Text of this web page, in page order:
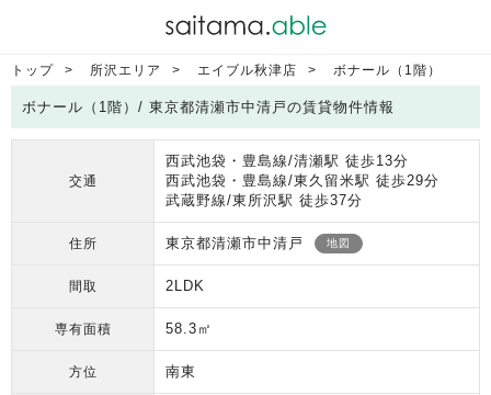
トップ 所沢エリア エイブル秋津店 ボナール（1階）
ボナール（1階）/ 東京都清瀬市中清戸の賃貸物件情報
交通
西武池袋・豊島線/清瀬駅 徒歩13分
西武池袋・豊島線/東久留米駅 徒歩29分
武蔵野線/東所沢駅 徒歩37分
住所 東京都清瀬市中清戸 地図
間取 2LDK
専有面積 58.3㎡
方位 南東